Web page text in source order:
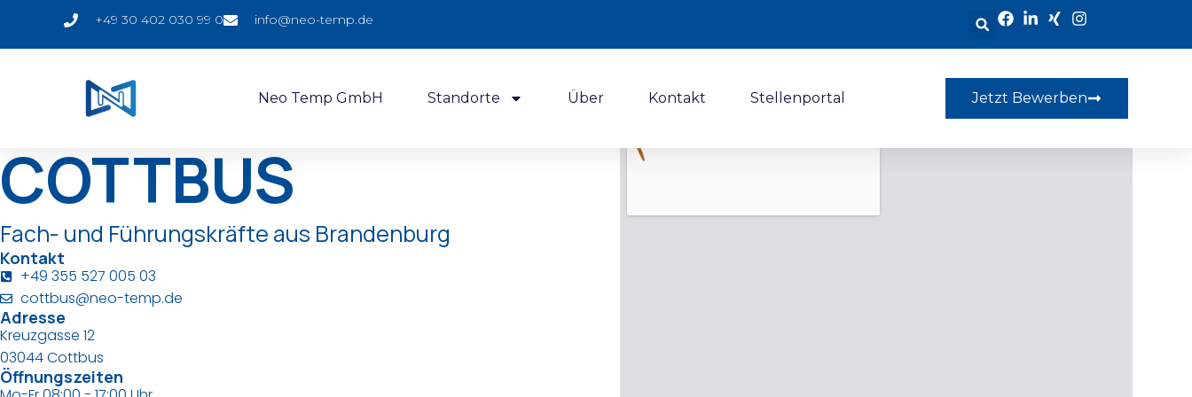
+49 30 402 030 99 0 info@neo-temp.de
Neo Temp GmbH Standorte Über Kontakt Stellenportal Jetzt Bewerben
NL Cottbus
COTTBUS
Fach- und Führungskräfte aus Brandenburg
Kontakt
+49 355 527 005 03
cottbus@neo-temp.de
Adresse
Kreuzgasse 12
03044 Cottbus
Öffnungszeiten